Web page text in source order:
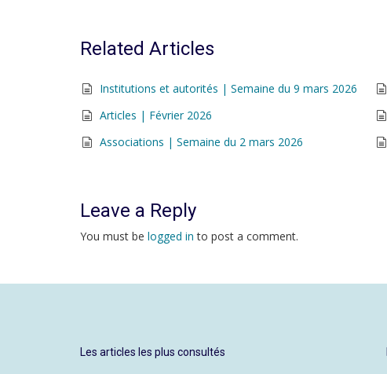
Related Articles
Institutions et autorités | Semaine du 9 mars 2026
Articles | Février 2026
Associations | Semaine du 2 mars 2026
Leave a Reply
You must be logged in to post a comment.
Les articles les plus consultés